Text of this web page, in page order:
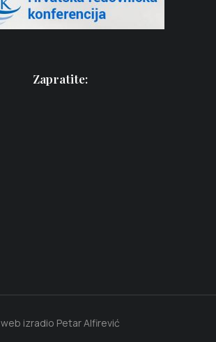
Zapratite:
web izradio Petar Alfirević